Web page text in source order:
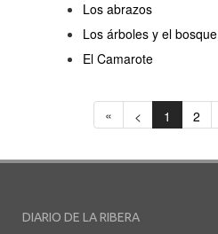
Los abrazos
Los árboles y el bosque
El Camarote
« < 1 2
DIARIO DE LA RIBERA